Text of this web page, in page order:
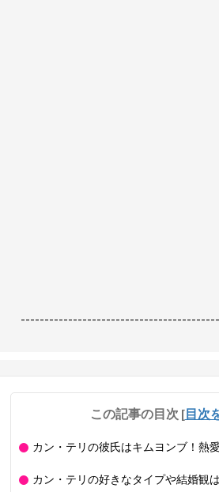
この記事の目次 [目次
カン・テリの彼氏はキムヨンブ！熱
カン・テリの好きなタイプや結婚観